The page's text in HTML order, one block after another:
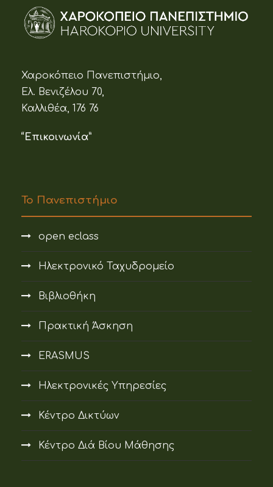
Χαροκόπειο Πανεπιστήμιο,
Ελ. Βενιζέλου 70,
Καλλιθέα, 176 76
“Επικοινωνία”
Το Πανεπιστήμιο
open eclass
Ηλεκτρονικό Ταχυδρομείο
Βιβλιοθήκη
Πρακτική Άσκηση
ERASMUS
Ηλεκτρονικές Υπηρεσίες
Κέντρο Δικτύων
Κέντρο Διά Βίου Μάθησης